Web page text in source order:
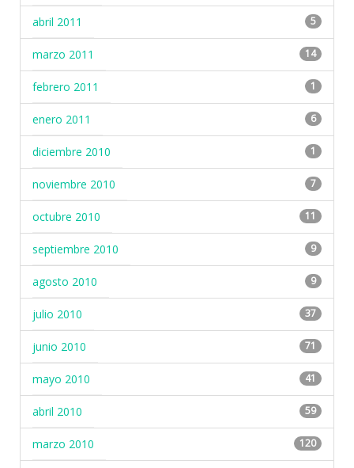
abril 2011 5
marzo 2011 14
febrero 2011 1
enero 2011 6
diciembre 2010 1
noviembre 2010 7
octubre 2010 11
septiembre 2010 9
agosto 2010 9
julio 2010 37
junio 2010 71
mayo 2010 41
abril 2010 59
marzo 2010 120